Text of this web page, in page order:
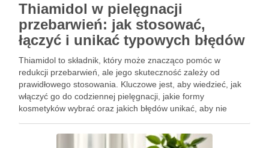
Thiamidol w pielęgnacji
przebarwień: jak stosować,
łączyć i unikać typowych błędów
Thiamidol to składnik, który może znacząco pomóc w
redukcji przebarwień, ale jego skuteczność zależy od
prawidłowego stosowania. Kluczowe jest, aby wiedzieć, jak
włączyć go do codziennej pielęgnacji, jakie formy
kosmetyków wybrać oraz jakich błędów unikać, aby nie
możesz skutecznie wykorzystać Thiamidol w swojej rutynie,